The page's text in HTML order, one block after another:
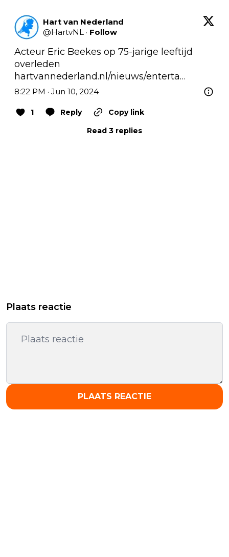
Hart van Nederland
@HartvNL · Follow
Acteur Eric Beekes op 75-jarige leeftijd
hartvannederland.nl/nieuws/enterta…
8:22 PM · Jun 10, 2024
1 Reply
Copy link
Read 3 replies
Plaats reactie
PLAATS REACTIE